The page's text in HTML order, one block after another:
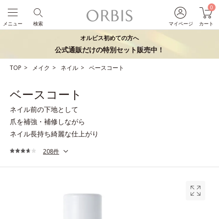
マイページ
0
カート
検索
メニュー
オルビス初めての方へ
公式通販だけの特別セット販売中！
TOP メイク ネイル ベースコート
ベースコート
ネイル前の下地として
爪を補強・補修しながら
ネイル長持ち綺麗な仕上がり
208件